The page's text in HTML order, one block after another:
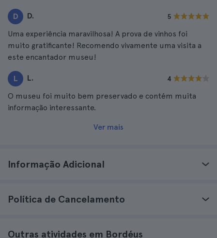
D D. 5
Uma experiência maravilhosa! A prova de vinhos foi
muito gratificante! Recomendo vivamente uma visita a
este encantador museu!
L L. 4
O museu foi muito bem preservado e contém muita
informação interessante.
Ver mais
Informação Adicional
Política de Cancelamento
Outras atividades em Bordéus